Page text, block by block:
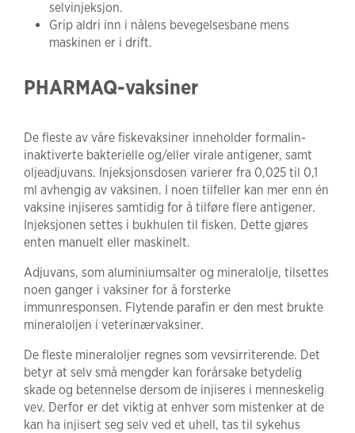
selvinjeksjon.
Grip aldri inn i nålens bevegelsesbane mens
maskinen er i drift.
PHARMAQ-vaksiner
De fleste av våre fiskevaksiner inneholder formalin-
inaktiverte bakterielle og/eller virale antigener, samt
oljeadjuvans. Injeksjonsdosen varierer fra 0,025 til 0,1
ml avhengig av vaksinen. I noen tilfeller kan mer enn én
vaksine injiseres samtidig for å tilføre flere antigener.
Injeksjonen settes i bukhulen til fisken. Dette gjøres
enten manuelt eller maskinelt.
Adjuvans, som aluminiumsalter og mineralolje, tilsettes
noen ganger i vaksiner for å forsterke
immunresponsen. Flytende parafin er den mest brukte
mineraloljen i veterinærvaksiner.
De fleste mineraloljer regnes som vevsirriterende. Det
betyr at selv små mengder kan forårsake betydelig
skade og betennelse dersom de injiseres i menneskelig
vev. Derfor er det viktig at enhver som mistenker at de
kan ha injisert seg selv ved et uhell, tas til sykehus